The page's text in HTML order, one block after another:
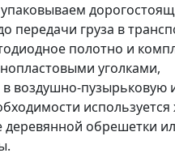
передачи груза в
полотно и
уголками,
воздушно-пузырьковую
используется
деревянной обрешетки